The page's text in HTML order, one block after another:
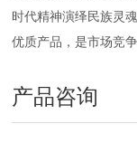
时代精神演绎民族灵
优质产品，是市场竞
产品咨询